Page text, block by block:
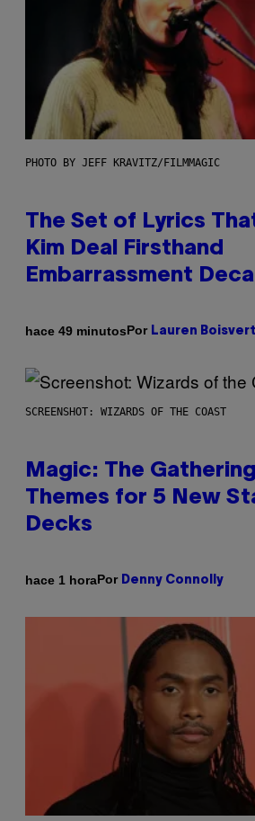
PHOTO BY JEFF KRAVITZ/FILMMAGIC
The Set of Lyrics
Kim Deal Firsthand
Embarrassment
hace 49 minutosPor Lauren Boisvert
SCREENSHOT: WIZARDS OF THE COAST
Magic: The
Themes for 5 New
Decks
hace 1 horaPor Denny Connolly